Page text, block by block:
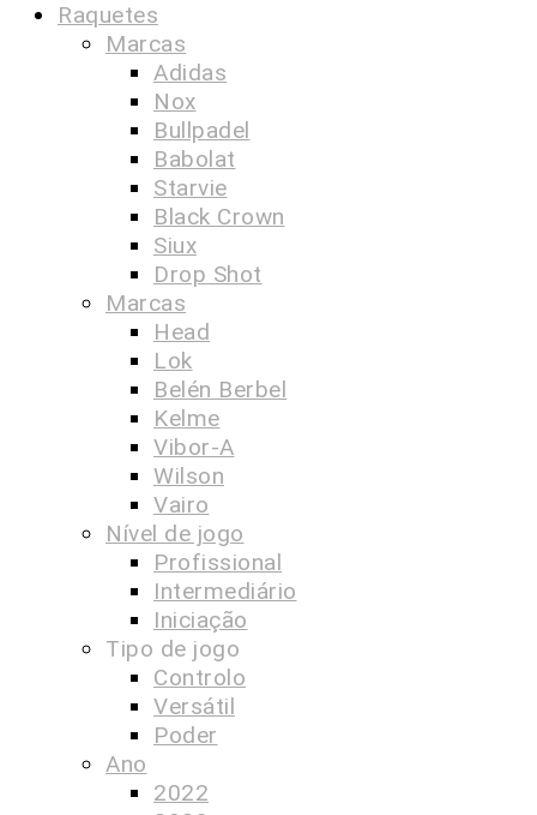
Raquetes
Marcas
Adidas
Nox
Bullpadel
Babolat
Starvie
Black Crown
Siux
Drop Shot
Marcas
Head
Lok
Belén Berbel
Kelme
Vibor-A
Wilson
Vairo
Nível de jogo
Profissional
Intermediário
Iniciação
Tipo de jogo
Controlo
Versátil
Poder
Ano
2022